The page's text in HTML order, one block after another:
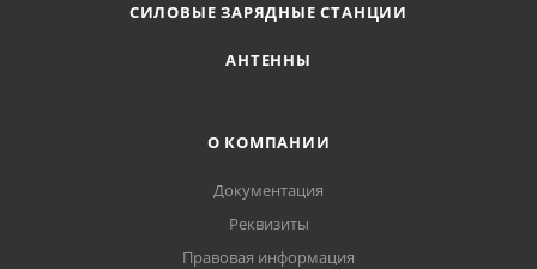
СИЛОВЫЕ ЗАРЯДНЫЕ СТАНЦИИ
АНТЕННЫ
О КОМПАНИИ
Документация
Реквизиты
Правовая информация